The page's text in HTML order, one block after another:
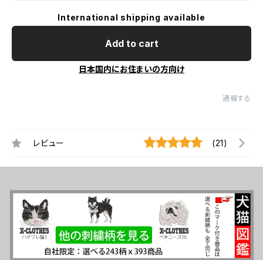
International shipping available
Add to cart
日本国内にお住まいの方向け
通報する
レビュー (21)